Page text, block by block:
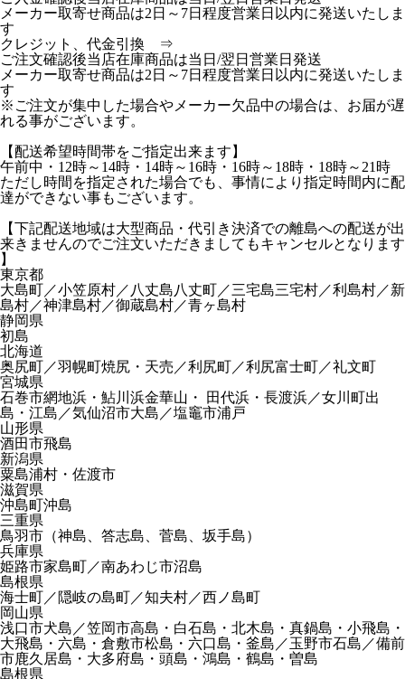
メーカー取寄せ商品は2日～7日程度営業日以内に発送いたしま
す
クレジット、代金引換 ⇒
ご注文確認後当店在庫商品は当日/翌日営業日発送
メーカー取寄せ商品は2日～7日程度営業日以内に発送いたしま
す
※ご注文が集中した場合やメーカー欠品中の場合は、お届が遅
れる事がございます。
【配送希望時間帯をご指定出来ます】
午前中・12時～14時・14時～16時・16時～18時・18時～21時
ただし時間を指定された場合でも、事情により指定時間内に配
達ができない事もございます。
【下記配送地域は大型商品・代引き決済での離島への配送が出
来きませんのでご注文いただきましてもキャンセルとなります
】
東京都
大島町／小笠原村／八丈島八丈町／三宅島三宅村／利島村／新
島村／神津島村／御蔵島村／青ヶ島村
静岡県
初島
北海道
奥尻町／羽幌町焼尻・天売／利尻町／利尻富士町／礼文町
宮城県
石巻市網地浜・鮎川浜金華山・ 田代浜・長渡浜／女川町出
島・江島／気仙沼市大島／塩竈市浦戸
山形県
酒田市飛島
新潟県
粟島浦村・佐渡市
滋賀県
沖島町沖島
三重県
鳥羽市（神島、答志島、菅島、坂手島）
兵庫県
姫路市家島町／南あわじ市沼島
島根県
海士町／隠岐の島町／知夫村／西ノ島町
岡山県
浅口市犬島／笠岡市高島・白石島・北木島・真鍋島・小飛島・
大飛島・六島・倉敷市松島・六口島・釜島／玉野市石島／備前
市鹿久居島・大多府島・頭島・鴻島・鶴島・曽島
島根県